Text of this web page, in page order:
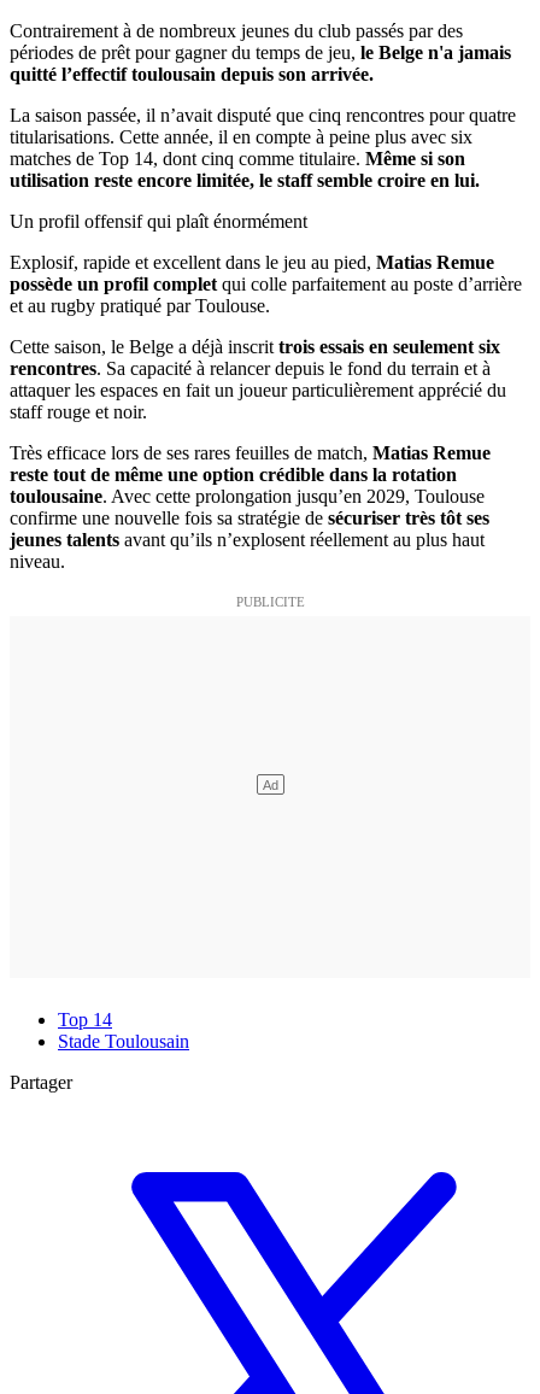
Contrairement à de nombreux jeunes du club passés par des
périodes de prêt pour gagner du temps de jeu, le Belge n'a jamais
quitté l’effectif toulousain depuis son arrivée.
La saison passée, il n’avait disputé que cinq rencontres pour quatre
titularisations. Cette année, il en compte à peine plus avec six
matches de Top 14, dont cinq comme titulaire. Même si son
utilisation reste encore limitée, le staff semble croire en lui.
Un profil offensif qui plaît énormément
Explosif, rapide et excellent dans le jeu au pied, Matias Remue
possède un profil complet qui colle parfaitement au poste d’arrière
et au rugby pratiqué par Toulouse.
Cette saison, le Belge a déjà inscrit trois essais en seulement six
rencontres. Sa capacité à relancer depuis le fond du terrain et à
attaquer les espaces en fait un joueur particulièrement apprécié du
staff rouge et noir.
Très efficace lors de ses rares feuilles de match, Matias Remue
reste tout de même une option crédible dans la rotation
toulousaine. Avec cette prolongation jusqu’en 2029, Toulouse
confirme une nouvelle fois sa stratégie de sécuriser très tôt ses
jeunes talents avant qu’ils n’explosent réellement au plus haut
niveau.
Top 14
Stade Toulousain
Partager